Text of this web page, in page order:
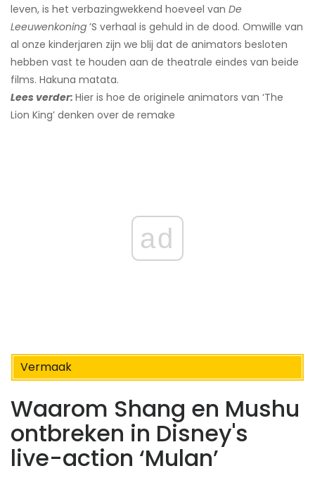
leven, is het verbazingwekkend hoeveel van De
Leeuwenkoning ’S verhaal is gehuld in de dood. Omwille van
al onze kinderjaren zijn we blij dat de animators besloten
hebben vast te houden aan de theatrale eindes van beide
films. Hakuna matata.
Lees verder: Hier is hoe de originele animators van ‘The
Lion King’ denken over de remake
ad
Vermaak
Waarom Shang en Mushu
ontbreken in Disney's
live-action ‘Mulan’